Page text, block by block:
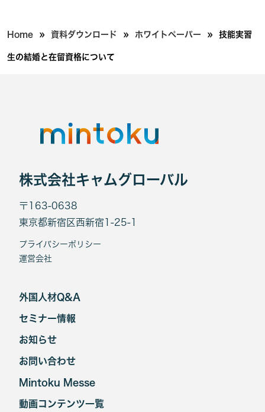
Home » 資料ダウンロード » ホワイトペーパー » 技能実習
生の結婚と在留資格について
株式会社キャムグローバル
〒163-0638
東京都新宿区西新宿1-25-1
プライバシーポリシー
運営会社
外国人材Q&A
セミナー情報
お知らせ
お問い合わせ
Mintoku Messe
動画コンテンツ一覧